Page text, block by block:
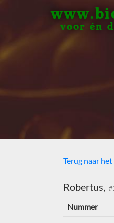
voor én
Terug naar
Robertus,
Nummer